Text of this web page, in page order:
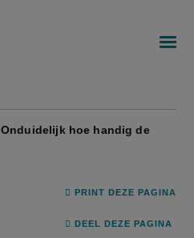
Onduidelijk hoe handig de
PRINT DEZE PAGINA
DEEL DEZE PAGINA